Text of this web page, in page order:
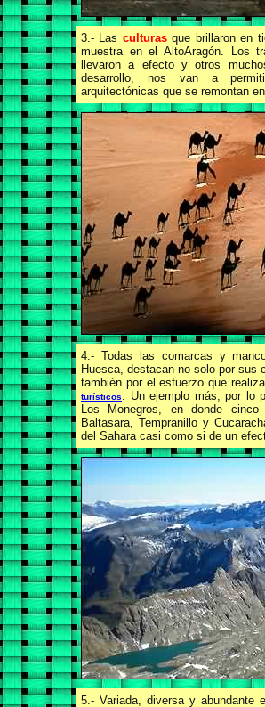
3.- Las culturasque brillaron en
muestra en el AltoAragón. Los
llevaron a efecto y otros
desarrollo, nos van a
arquitectónicas que se remontan
4.- Todas las comarcas y
Huesca, destacan no solo por sus
también por el esfuerzo que
turísticos. Un ejemplo más, por lo
Los Monegros, en donde cinco
Baltasara, Tempranillo y
del Sahara casi como si de un
5.- Variada, diversa y abundante